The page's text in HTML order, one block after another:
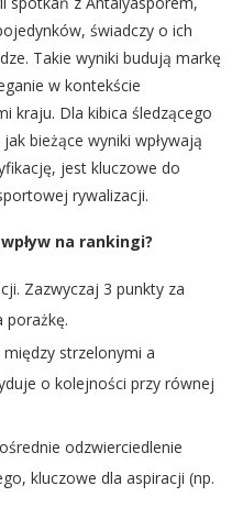
świadczy o ich
Takie wyniki budują markę
w kontekście
kraju. Dla kibica śledzącego
bieżące wyniki wpływają
jest kluczowe do
rywalizacji.
na rankingi?
Zazwyczaj 3 punkty za
porażkę.
między strzelonymi a
o kolejności przy równej
odzwierciedlenie
kluczowe dla aspiracji (np.